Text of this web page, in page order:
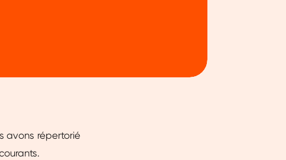
avons répertorié